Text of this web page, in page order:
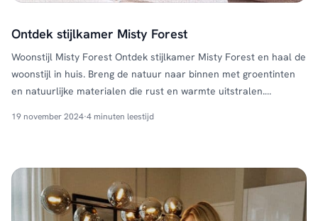
Ontdek stijlkamer Misty Forest
Woonstijl Misty Forest Ontdek stijlkamer Misty Forest en haal de
woonstijl in huis. Breng de natuur naar binnen met groentinten
en natuurlijke materialen die rust en warmte uitstralen.
decoratie met een bosrijk thema creëren een levendige, serene
19 november 2024·4 minuten leestijd